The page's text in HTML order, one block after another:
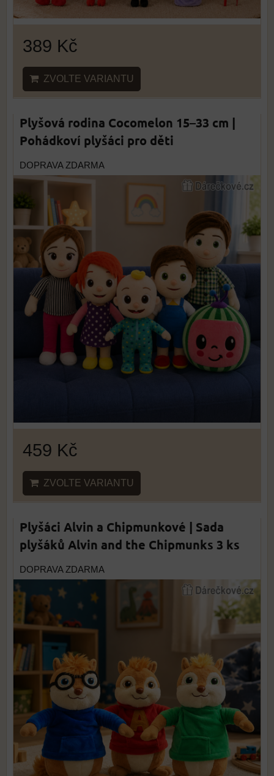
389 Kč
ZVOLTE VARIANTU
Plyšová rodina Cocomelon 15–33 cm |
Pohádkoví plyšáci pro děti
DOPRAVA ZDARMA
459 Kč
ZVOLTE VARIANTU
Plyšáci Alvin a Chipmunkové | Sada
plyšáků Alvin and the Chipmunks 3 ks
DOPRAVA ZDARMA